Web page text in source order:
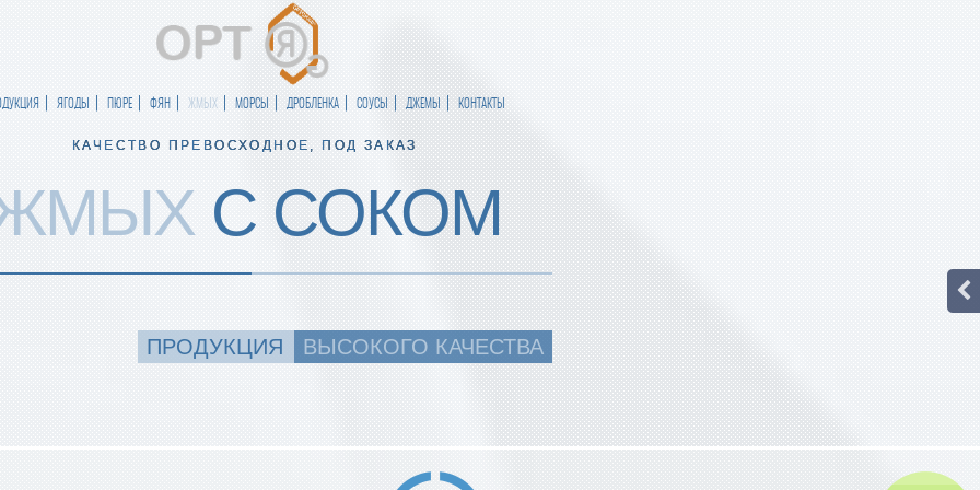
ЯГОДЫ ПЮРЕ ФЯН ЖМЫХ МОРСЫ ДРОБЛЕНКА СОУСЫ ДЖЕМЫ КОНТАКТЫ
КАЧЕСТВО ПРЕВОСХОДНОЕ, ПОД ЗАКАЗ
С СОКОМ
ПРОДУКЦИЯ ВЫСОКОГО КАЧЕСТВА